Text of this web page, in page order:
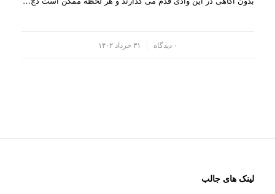
۰ دیدگاه ۳۱ خرداد ۱۴۰۲
لینک های جالب